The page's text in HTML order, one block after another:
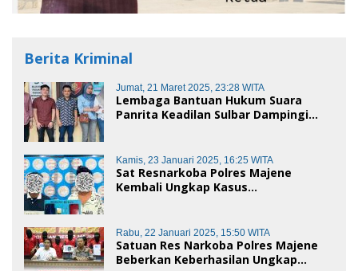
Berita Kriminal
Jumat, 21 Maret 2025, 23:28 WITA
Lembaga Bantuan Hukum Suara
Panrita Keadilan Sulbar Dampingi
Polman
Kamis, 23 Januari 2025, 16:25 WITA
Sat Resnarkoba Polres Majene
Kembali Ungkap Kasus
Rabu, 22 Januari 2025, 15:50 WITA
Satuan Res Narkoba Polres Majene
Beberkan Keberhasilan Ungkap